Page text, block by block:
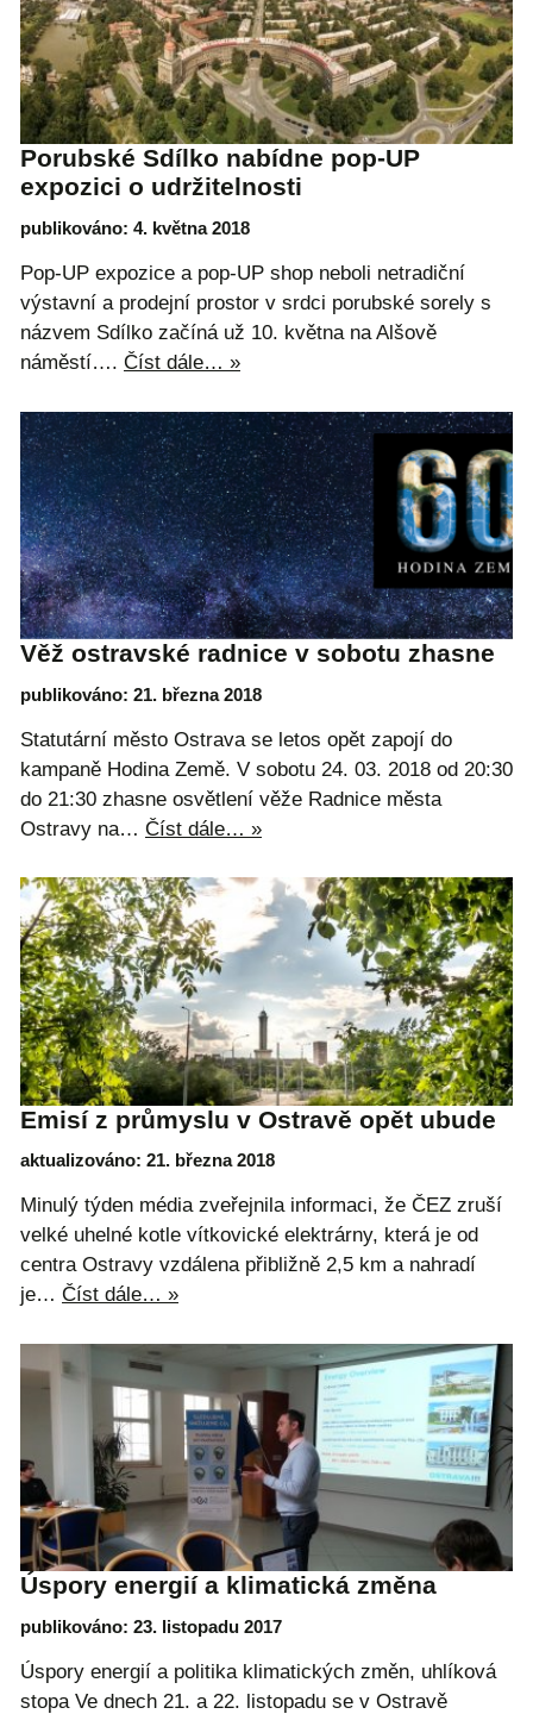
Porubské Sdílko nabídne pop-UP
expozici o udržitelnosti
publikováno: 4. května 2018
Pop-UP expozice a pop-UP shop neboli netradiční
výstavní a prodejní prostor v srdci porubské sorely s
názvem Sdílko začíná už 10. května na Alšově
náměstí…. Číst dále… »
Věž ostravské radnice v sobotu zhasne
publikováno: 21. března 2018
Statutární město Ostrava se letos opět zapojí do
kampaně Hodina Země. V sobotu 24. 03. 2018 od 20:30
do 21:30 zhasne osvětlení věže Radnice města
Ostravy na… Číst dále… »
Emisí z průmyslu v Ostravě opět ubude
aktualizováno: 21. března 2018
Minulý týden média zveřejnila informaci, že ČEZ zruší
velké uhelné kotle vítkovické elektrárny, která je od
centra Ostravy vzdálena přibližně 2,5 km a nahradí
je… Číst dále… »
Úspory energií a klimatická změna
publikováno: 23. listopadu 2017
Úspory energií a politika klimatických změn, uhlíková
stopa Ve dnech 21. a 22. listopadu se v Ostravě